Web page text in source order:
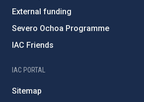
External funding
Severo Ochoa Programme
IAC Friends
IAC PORTAL
Sitemap